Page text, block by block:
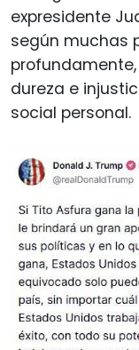
expresidente
según muchas
dureza e
social personal.